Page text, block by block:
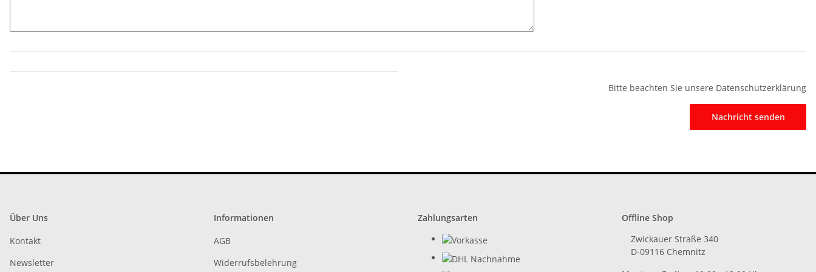
Bitte beachten Sie unsere Datenschutzerklärung
Nachricht senden
Über Uns
Kontakt
Newsletter
Informationen
AGB
Widerrufsbelehrung
Zahlungsarten
Offline Shop
Zwickauer Straße 340
D-09116 Chemnitz